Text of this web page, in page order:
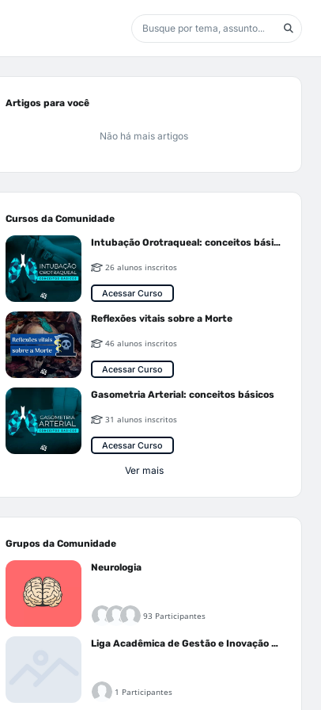
Artigos para você
Não há mais artigos
Cursos da Comunidade
Intubação Orotraqueal: conceitos básicos
26 alunos inscritos
Acessar Curso
Reflexões vitais sobre a Morte
46 alunos inscritos
Acessar Curso
Gasometria Arterial: conceitos básicos
31 alunos inscritos
Acessar Curso
Ver mais
Grupos da Comunidade
Neurologia
93 Participantes
Liga Acadêmica de Gestão e Inovação Médica - LAGIM
1 Participantes